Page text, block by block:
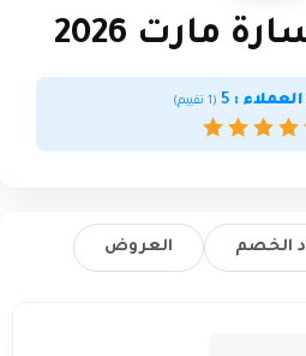
مارت 2026
:
5
(
1 تقييم)
الخصم العروض